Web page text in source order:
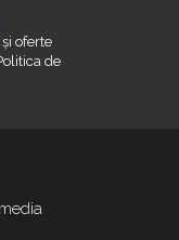
oferte
de